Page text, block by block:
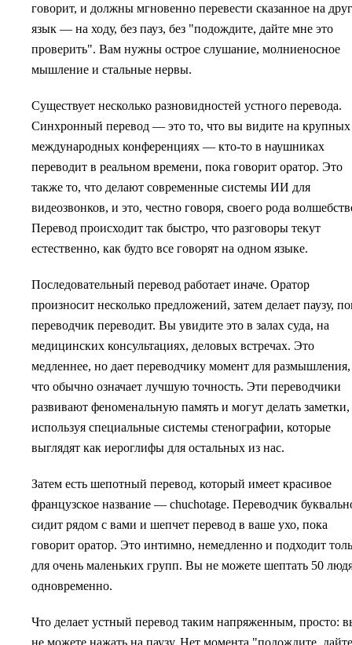
говорит, и должны мгновенно перевести сказанное на
язык — на ходу, без пауз, без "подождите, дайте мне это
проверить". Вам нужны острое слушание, молниеносное
мышление и стальные нервы.
Существует несколько разновидностей устного перевода.
Синхронный перевод — это то, что вы видите на крупных
международных конференциях — кто-то в наушниках
переводит в реальном времени, пока говорит оратор. Это
также то, что делают современные системы ИИ для
видеозвонков, и это, честно говоря, своего рода
Перевод происходит так быстро, что разговоры текут
естественно, как будто все говорят на одном языке.
Последовательный перевод работает иначе. Оратор
произносит несколько предложений, затем делает паузу,
переводчик переводит. Вы увидите это в залах суда, на
медицинских консультациях, деловых встречах. Это
медленнее, но дает переводчику момент для размышления,
что обычно означает лучшую точность. Эти переводчики
развивают феноменальную память и могут делать заметки,
используя специальные системы стенографии, которые
выглядят как иероглифы для остальных из нас.
Затем есть шепотный перевод, который имеет красивое
французское название — chuchotage. Переводчик
сидит рядом с вами и шепчет перевод в ваше ухо, пока
говорит оратор. Это интимно, немедленно и подходит
для очень маленьких групп. Вы не можете шептать 50
одновременно.
Что делает устный перевод таким напряженным, просто:
не можете нажать на паузу. Нет момента "подождите,